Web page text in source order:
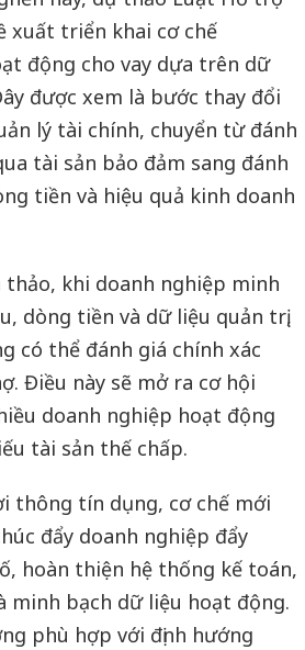
xuất triển khai cơ chế
động cho vay dựa trên dữ
được xem là bước thay đổi
lý tài chính, chuyển từ đánh
tài sản bảo đảm sang đánh
tiền và hiệu quả kinh doanh
thảo, khi doanh nghiệp minh
dòng tiền và dữ liệu quản trị,
có thể đánh giá chính xác
Điều này sẽ mở ra cơ hội
doanh nghiệp hoạt động
tài sản thế chấp.
thông tín dụng, cơ chế mới
đẩy doanh nghiệp đẩy
hoàn thiện hệ thống kế toán,
minh bạch dữ liệu hoạt động.
phù hợp với định hướng